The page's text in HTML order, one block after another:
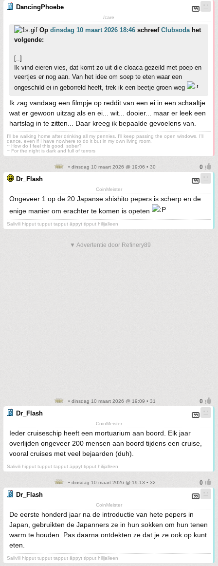
DancingPhoebe
/care
Op dinsdag 10 maart 2026 18:46 schreef Clubsodahet
volgende:
[..]
Ik vind eieren vies, dat komt zo uit die cloaca gezeild met poep en
veertjes er nog aan. Van het idee om soep te eten waar een
ongeschild ei in geborreld heeft, trek ik een beetje groen weg
Ik zag vandaag een filmpje op reddit van een ei in een schaaltje
wat er gewoon uitzag als en ei... wit... dooier... maar er leek een
hartslag in te zitten... Daar kreeg ik bepaalde gevoelens van.
I'll be walking home after drinking all my pennies. I'll keep passing the open windows. I'll
dance, even if I have nowhere to do it but in my own living room.
~ How do I feel this good, sober?
~ For the night is dark and full of terrors
• dinsdag 10 maart 2026 @ 19:06 • 30
Dr_Flash
CoinMeister
Ongeveer 1 op de 20 Japanse shishito pepers is scherp en de
enige manier om erachter te komen is opeten
Salivili hipput tupput tapput äppyt tipput hilijalleen
▼ Advertentie door Refinery89
• dinsdag 10 maart 2026 @ 19:09 • 31
Dr_Flash
CoinMeister
Ieder cruiseschip heeft een mortuarium aan boord. Elk jaar
overlijden ongeveer 200 mensen aan boord tijdens een cruise,
vooral cruises met veel bejaarden (duh).
Salivili hipput tupput tapput äppyt tipput hilijalleen
• dinsdag 10 maart 2026 @ 19:13 • 32
Dr_Flash
CoinMeister
De eerste honderd jaar na de introductie van hete pepers in
Japan, gebruikten de Japanners ze in hun sokken om hun tenen
warm te houden. Pas daarna ontdekten ze dat je ze ook op kunt
eten.
Salivili hipput tupput tapput äppyt tipput hilijalleen